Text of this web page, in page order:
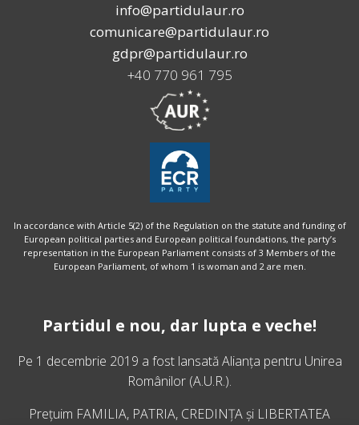
info@partidulaur.ro
comunicare@partidulaur.ro
gdpr@partidulaur.ro
+40 770 961 795
In accordance with Article 5(2) of the Regulation on the statute and funding of
European political parties and European political foundations, the party’s
representation in the European Parliament consists of 3 Members of the
European Parliament, of whom 1 is woman and 2 are men.
Partidul e nou, dar lupta e veche!
Pe 1 decembrie 2019 a fost lansatăAlianța pentru Unirea
Românilor (A.U.R.).
Prețuim FAMILIA, PATRIA, CREDINȚA și LIBERTATEA